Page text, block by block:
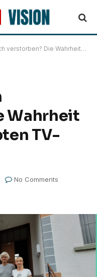
Die Wahrheit über den beliebten TV-Gärtner
Wahrheit
TV-
No Comments